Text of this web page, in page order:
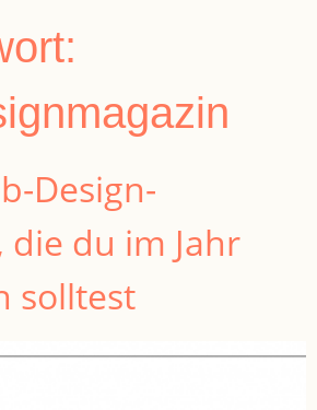
Design-
die du im Jahr
solltest